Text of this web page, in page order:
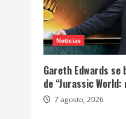
Noticias
Gareth Edwards se
de “Jurassic World:
7 agosto, 2026